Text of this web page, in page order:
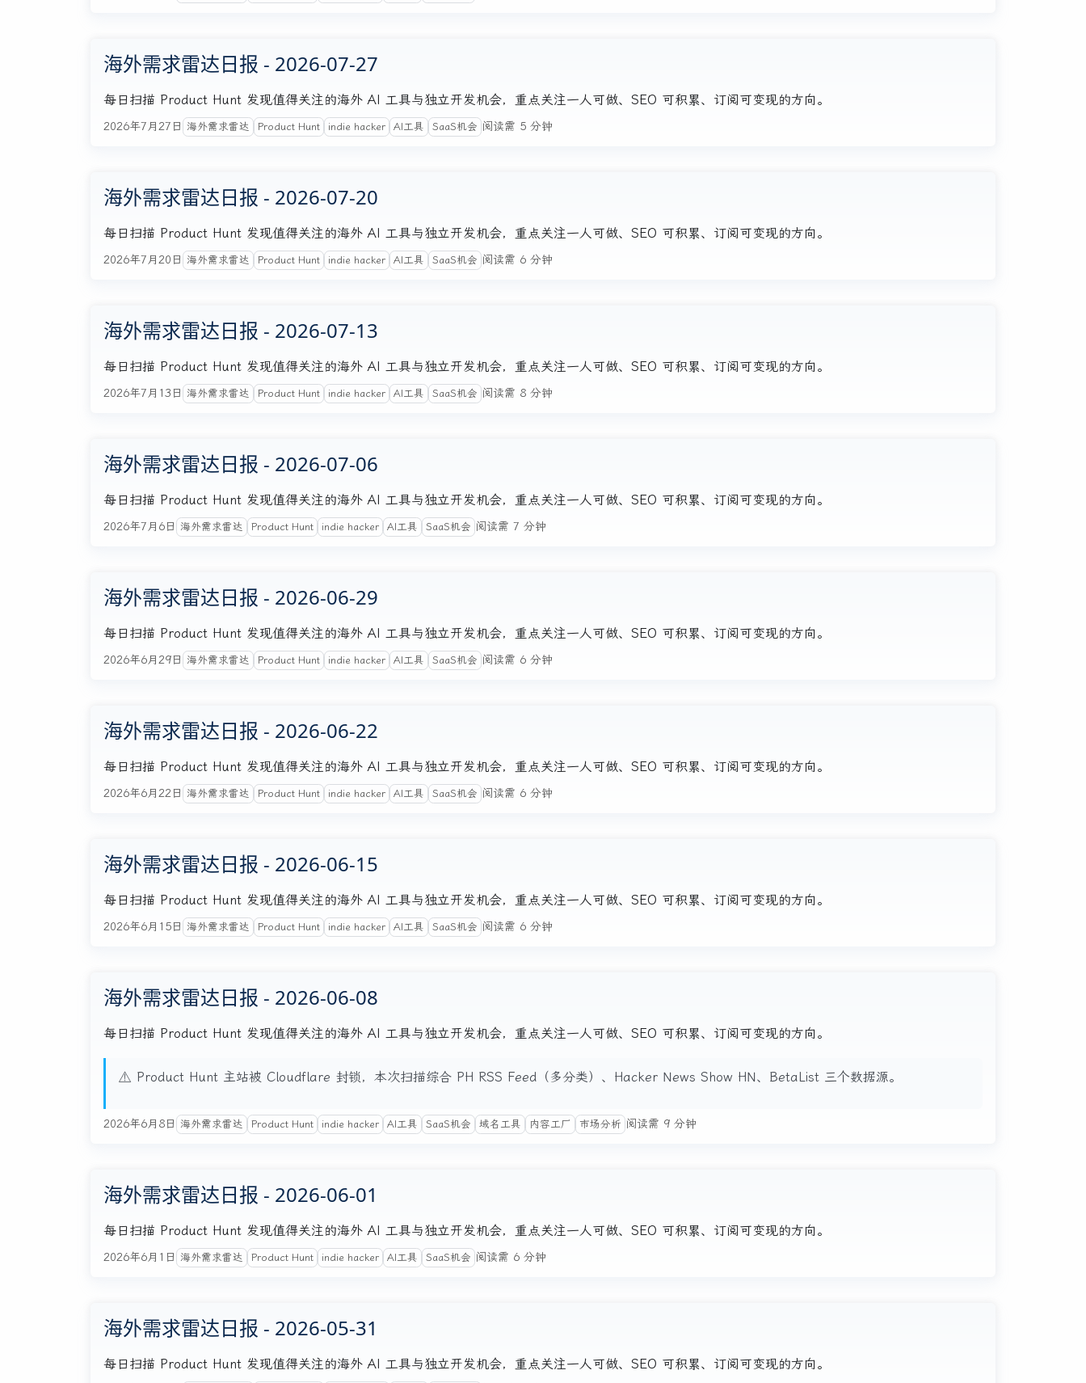
海外需求雷达日报 - 2026-07-27
每日扫描 Product Hunt 发现值得关注的海外 AI 工具与独立开发机会，重点关注一人可做、SEO 可积累、订阅可变现的方向。
2026年7月27日 海外需求雷达 Product Hunt indie hacker AI工具 SaaS机会 阅读需 5 分钟
海外需求雷达日报 - 2026-07-20
每日扫描 Product Hunt 发现值得关注的海外 AI 工具与独立开发机会，重点关注一人可做、SEO 可积累、订阅可变现的方向。
2026年7月20日 海外需求雷达 Product Hunt indie hacker AI工具 SaaS机会 阅读需 6 分钟
海外需求雷达日报 - 2026-07-13
每日扫描 Product Hunt 发现值得关注的海外 AI 工具与独立开发机会，重点关注一人可做、SEO 可积累、订阅可变现的方向。
2026年7月13日 海外需求雷达 Product Hunt indie hacker AI工具 SaaS机会 阅读需 8 分钟
海外需求雷达日报 - 2026-07-06
每日扫描 Product Hunt 发现值得关注的海外 AI 工具与独立开发机会，重点关注一人可做、SEO 可积累、订阅可变现的方向。
2026年7月6日 海外需求雷达 Product Hunt indie hacker AI工具 SaaS机会 阅读需 7 分钟
海外需求雷达日报 - 2026-06-29
每日扫描 Product Hunt 发现值得关注的海外 AI 工具与独立开发机会，重点关注一人可做、SEO 可积累、订阅可变现的方向。
2026年6月29日 海外需求雷达 Product Hunt indie hacker AI工具 SaaS机会 阅读需 6 分钟
海外需求雷达日报 - 2026-06-22
每日扫描 Product Hunt 发现值得关注的海外 AI 工具与独立开发机会，重点关注一人可做、SEO 可积累、订阅可变现的方向。
2026年6月22日 海外需求雷达 Product Hunt indie hacker AI工具 SaaS机会 阅读需 6 分钟
海外需求雷达日报 - 2026-06-15
每日扫描 Product Hunt 发现值得关注的海外 AI 工具与独立开发机会，重点关注一人可做、SEO 可积累、订阅可变现的方向。
2026年6月15日 海外需求雷达 Product Hunt indie hacker AI工具 SaaS机会 阅读需 6 分钟
海外需求雷达日报 - 2026-06-08
每日扫描 Product Hunt 发现值得关注的海外 AI 工具与独立开发机会，重点关注一人可做、SEO 可积累、订阅可变现的方向。
⚠️ Product Hunt 主站被 Cloudflare 封锁，本次扫描综合 PH RSS Feed（多分类）、Hacker News Show HN、BetaList 三个数据源。
2026年6月8日 海外需求雷达 Product Hunt indie hacker AI工具 SaaS机会 域名工具 内容工厂 市场分析 阅读需 9 分钟
海外需求雷达日报 - 2026-06-01
每日扫描 Product Hunt 发现值得关注的海外 AI 工具与独立开发机会，重点关注一人可做、SEO 可积累、订阅可变现的方向。
2026年6月1日 海外需求雷达 Product Hunt indie hacker AI工具 SaaS机会 阅读需 6 分钟
海外需求雷达日报 - 2026-05-31
每日扫描 Product Hunt 发现值得关注的海外 AI 工具与独立开发机会，重点关注一人可做、SEO 可积累、订阅可变现的方向。